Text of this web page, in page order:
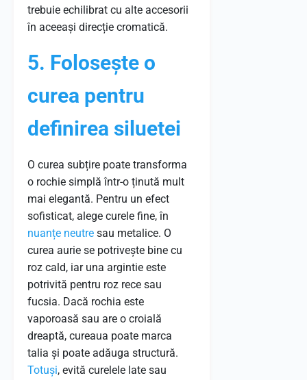
trebuie echilibrat cu alte accesorii
în aceeași direcție cromatică.
5. Folosește o
curea pentru
definirea siluetei
O curea subțire poate transforma
o rochie simplă într-o ținută mult
mai elegantă. Pentru un efect
sofisticat, alege curele fine, în
nuanțe neutre sau metalice. O
curea aurie se potrivește bine cu
roz cald, iar una argintie este
potrivită pentru roz rece sau
fucsia. Dacă rochia este
vaporoasă sau are o croială
dreaptă, cureaua poate marca
talia și poate adăuga structură.
Totuși, evită curelele late sau